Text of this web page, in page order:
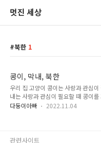
멋진 세상
북한 1
콩이, 막내, 북한
우리 집 고양이 콩이는 사랑과 관심
내는 사랑과 관심이 필요할 때 콩이
한도 사랑과 관심이 필요한가 보다.
다둥이아빠 2022.11.04
관련사이트